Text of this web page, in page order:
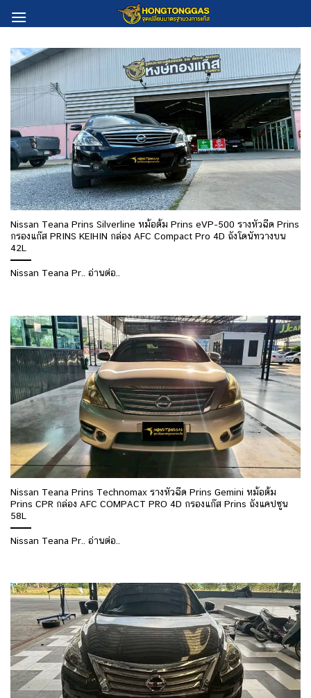
to
Nissan Teana Prins Silverline หม้อต้ม Prins eVP-500 รางหัวฉีด Prins
กรองแก๊ส PRINS KEIHIN กล่อง AFC Compact Pro 4D ถังโดนัทวางบน
42L
Nissan Teana Pr.. อ่านต่อ..
Nissan Teana Prins Technomax รางหัวฉีด Prins Gemini หม้อต้ม
Prins CPR กล่อง AFC COMPACT PRO 4D กรองแก๊ส Prins ถังแคปซูน
58L
Nissan Teana Pr.. อ่านต่อ..